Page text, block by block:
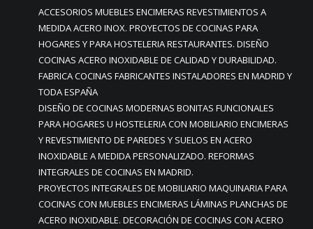
ACCESORIOS MUEBLES ENCIMERAS REVESTIMIENTOS A
MEDIDA ACERO INOX. PROYECTOS DE COCINAS PARA
HOGARES Y PARA HOSTELERIA RESTAURANTES. DISEÑO
COCINAS ACERO INOXIDABLE DE CALIDAD Y DURABILIDAD.
FABRICA COCINAS FABRICANTES INSTALADORES EN MADRID Y
TODA ESPAÑA
DISEÑO DE COCINAS MODERNAS BONITAS FUNCIONALES
PARA HOGARES U HOSTELERIA CON MOBILIARIO ENCIMERAS
Y REVESTIMIENTO DE PAREDES Y SUELOS EN ACERO
INOXIDABLE A MEDIDA PERSONALIZADO. REFORMAS
INTEGRALES DE COCINAS EN MADRID.
PROYECTOS INTEGRALES DE MOBILIARIO MAQUINARIA PARA
COCINAS CON MUEBLES ENCIMERAS LÁMINAS PLANCHAS DE
ACERO INOXIDABLE. DECORACIÓN DE COCINAS CON ACERO